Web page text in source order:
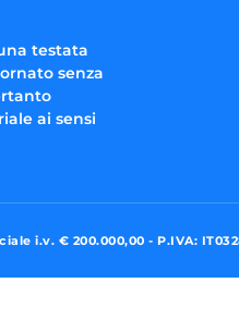
testata
senza
ai sensi
i.v. € 200.000,00 - P.IVA: